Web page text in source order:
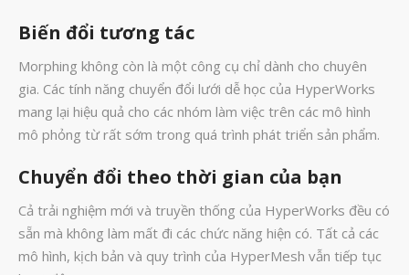
Tháng Mười 2021
Tháng Chín 2021
Tháng Tám 2021
Tháng Năm 2021
Tháng Tư 2021
Biến đổi tương tác
Morphing không còn là một công cụ chỉ dành cho chuyên
gia. Các tính năng chuyển đổi lưới dễ học của HyperWorks
mang lại hiệu quả cho các nhóm làm việc trên các mô hình
mô phỏng từ rất sớm trong quá trình phát triển sản phẩm.
Chuyển đổi theo thời gian của bạn
Cả trải nghiệm mới và truyền thống của HyperWorks đều có
sẵn mà không làm mất đi các chức năng hiện có. Tất cả các
mô hình, kịch bản và quy trình của HyperMesh vẫn tiếp tục